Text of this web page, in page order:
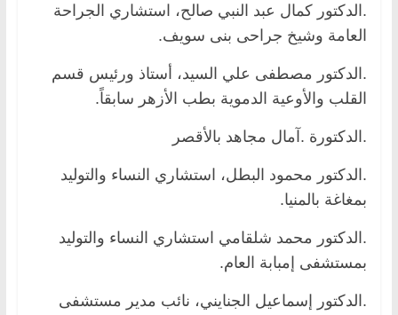
.الدكتور كمال عبد النبي صالح، استشاري الجراحة
العامة وشيخ جراحى بنى سويف.
.الدكتور مصطفى علي السيد، أستاذ ورئيس قسم
القلب والأوعية الدموية بطب الأزهر سابقاً.
.الدكتورة .آمال مجاهد بالأقصر
.الدكتور محمود البطل، استشاري النساء والتوليد
بمغاغة بالمنيا.
.الدكتور محمد شلقامي استشاري النساء والتوليد
بمستشفى إمبابة العام.
.الدكتور إسماعيل الجنايني، نائب مدير مستشفى